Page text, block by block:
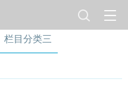
栏目分类三